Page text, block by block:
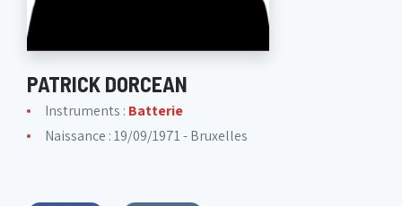
PATRICK DORCEAN
Instruments : Batterie
Naissance : 19/09/1971 - Bruxelles